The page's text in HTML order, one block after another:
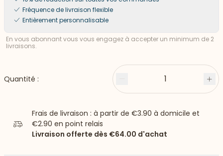
Fréquence de livraison flexible
Entièrement personnalisable
En vous abonnant vous vous engagez à accepter un minimum de 2
livraisons.
Quantité : Moins 1
Frais de livraison : à partir de €3.90 à domicile et
€2.90 en point relais
Livraison offerte dès €64.00 d'achat